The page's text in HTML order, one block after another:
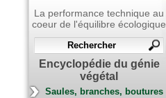
La performance technique au
coeur de l'équilibre écologique
Encyclopédie du génie
végétal
Saules, branches, boutures